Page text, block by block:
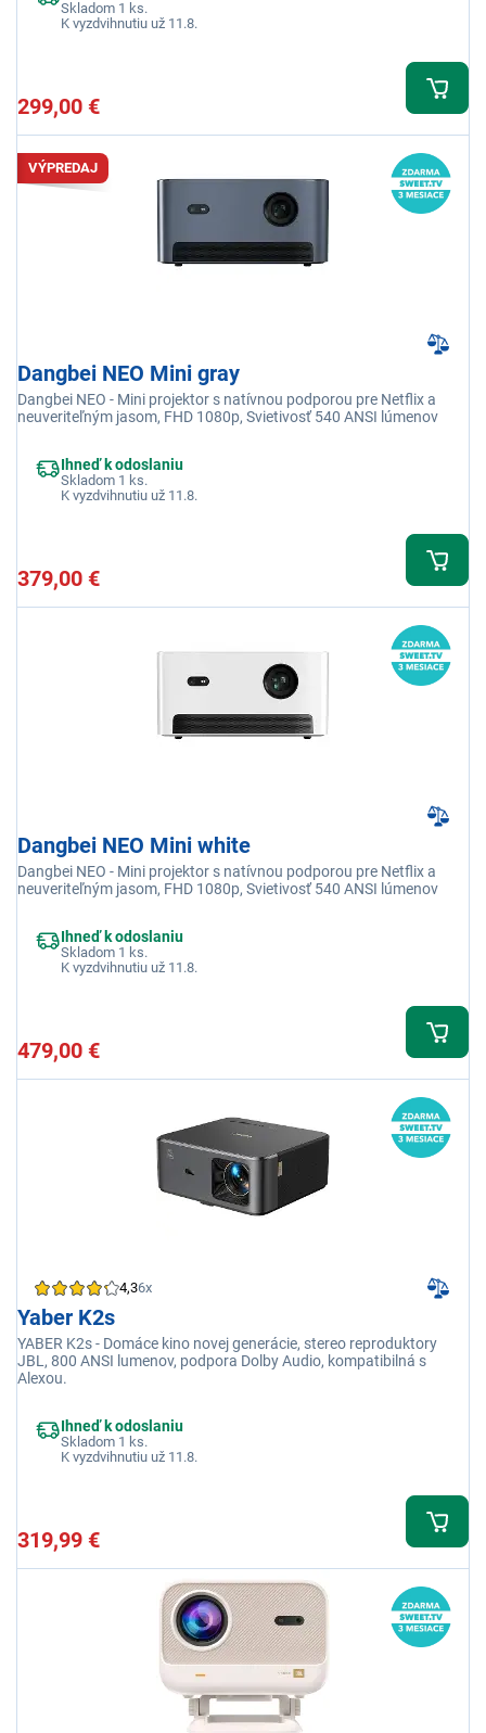
Skladom 1 ks.
K vyzdvihnutiu už 11.8.
299,00 €
VÝPREDAJ
Dangbei NEO Mini gray
Dangbei NEO - Mini projektor s natívnou podporou pre Netflix a
neuveriteľným jasom, FHD 1080p, Svietivosť 540 ANSI lúmenov
Ihneď k odoslaniu
Skladom 1 ks.
K vyzdvihnutiu už 11.8.
379,00 €
Dangbei NEO Mini white
Dangbei NEO - Mini projektor s natívnou podporou pre Netflix a
neuveriteľným jasom, FHD 1080p, Svietivosť 540 ANSI lúmenov
Ihneď k odoslaniu
Skladom 1 ks.
K vyzdvihnutiu už 11.8.
479,00 €
4,36x
Yaber K2s
YABER K2s - Domáce kino novej generácie, stereo reproduktory
JBL, 800 ANSI lumenov, podpora Dolby Audio, kompatibilná s
Alexou.
Ihneď k odoslaniu
Skladom 1 ks.
K vyzdvihnutiu už 11.8.
319,99 €